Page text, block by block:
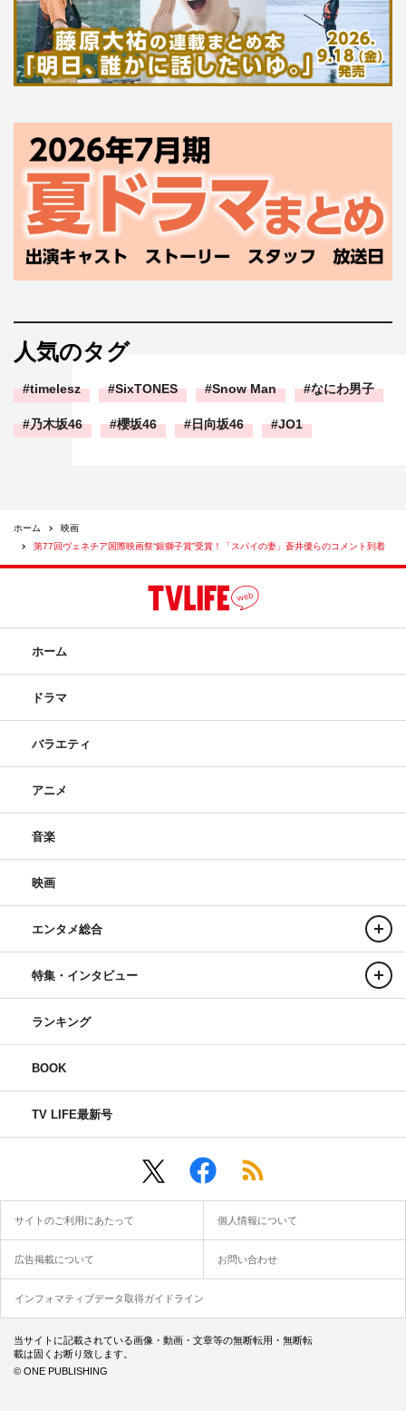
人気のタグ
timelesz SixTONES Snow Man なにわ男子
乃木坂46 櫻坂46 日向坂46 JO1
ホーム
映画
第77回ヴェネチア国際映画祭“銀獅子賞”受賞！「スパイの妻」蒼井優らのコメント到着
ホーム
ドラマ
バラエティ
アニメ
音楽
映画
エンタメ総合
特集・インタビュー
ランキング
BOOK
TV LIFE最新号
サイトのご利用にあたって 個人情報について
広告掲載について お問い合わせ
インフォマティブデータ取得ガイドライン
当サイトに記載されている画像・動画・文章等の無断転用・無断転
載は固くお断り致します。
© ONE PUBLISHING